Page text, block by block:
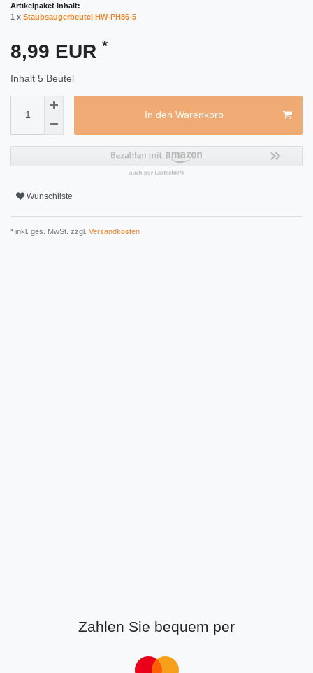
Artikelpaket Inhalt:
1 x Staubsaugerbeutel HW-PH86-5
8,99 EUR *
Inhalt 5 Beutel
In den Warenkorb
Wunschliste
* inkl. ges. MwSt. zzgl. Versandkosten
Zahlen Sie bequem per